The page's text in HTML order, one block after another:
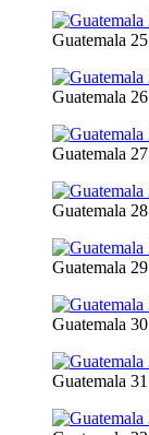
Guatemala 25
Guatemala 26
Guatemala 27
Guatemala 28
Guatemala 29
Guatemala 30
Guatemala 31